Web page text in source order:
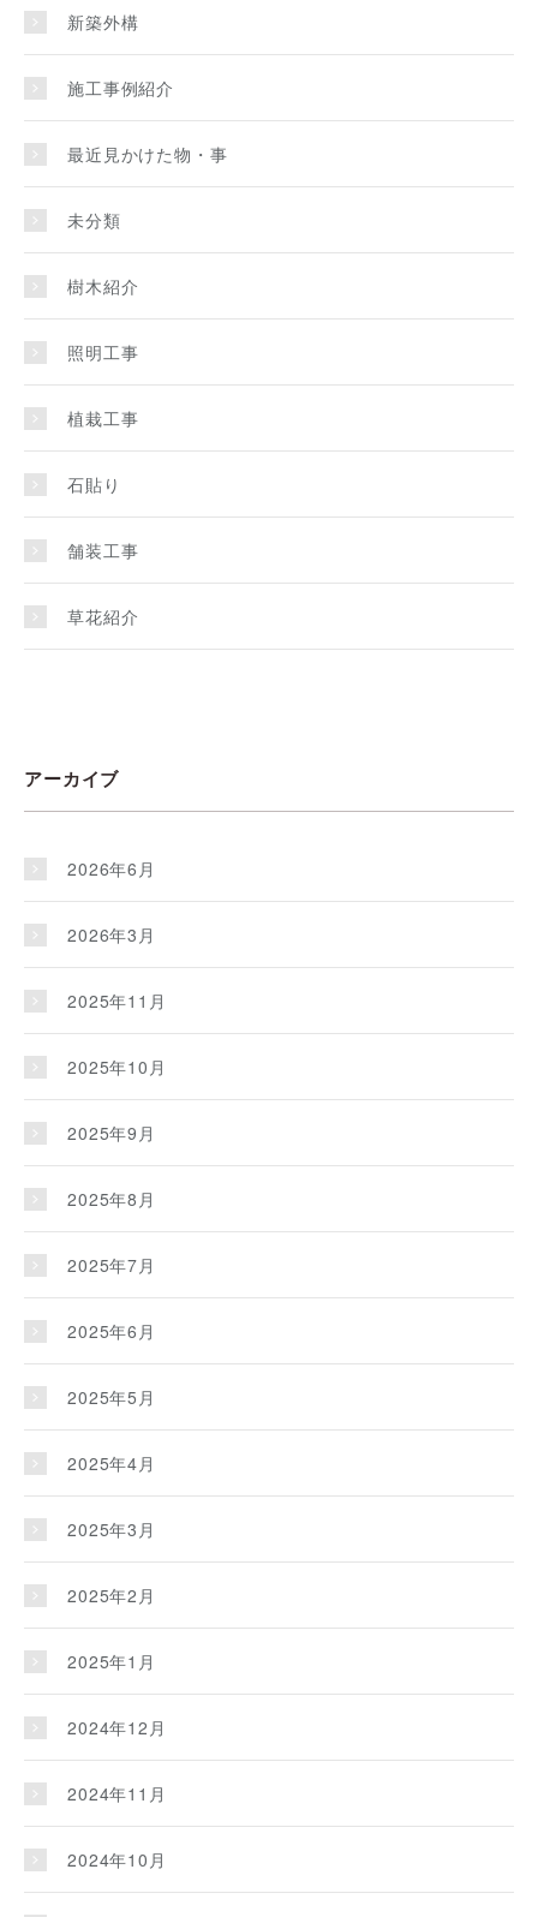
新築外構
施工事例紹介
最近見かけた物・事
未分類
樹木紹介
照明工事
植栽工事
石貼り
舗装工事
草花紹介
アーカイブ
2026年6月
2026年3月
2025年11月
2025年10月
2025年9月
2025年8月
2025年7月
2025年6月
2025年5月
2025年4月
2025年3月
2025年2月
2025年1月
2024年12月
2024年11月
2024年10月